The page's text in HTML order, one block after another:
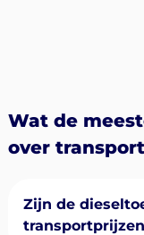
Wat de
over
Zijn de